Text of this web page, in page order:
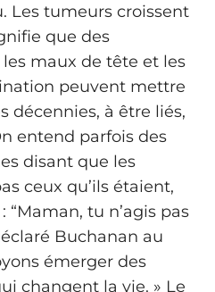
Les tumeurs croissent
que des
maux de tête et les
peuvent mettre
décennies, à être liés,
entend parfois des
disant que les
ceux qu’ils étaient,
tu n’agis pas
Buchanan au
émerger des
changent la vie. » Le